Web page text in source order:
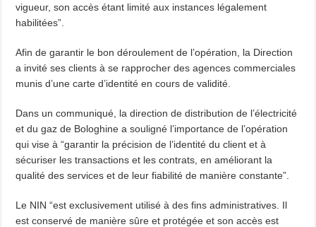
vigueur, son accès étant limité aux instances légalement
habilitées”.
Afin de garantir le bon déroulement de l’opération, la Direction
a invité ses clients à se rapprocher des agences commerciales
munis d’une carte d’identité en cours de validité.
Dans un communiqué, la direction de distribution de l’électricité
et du gaz de Bologhine a souligné l’importance de l’opération
qui vise à “garantir la précision de l’identité du client et à
sécuriser les transactions et les contrats, en améliorant la
qualité des services et de leur fiabilité de manière constante”.
Le NIN “est exclusivement utilisé à des fins administratives. Il
est conservé de manière sûre et protégée et son accès est